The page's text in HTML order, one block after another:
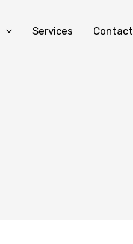
Services Contact